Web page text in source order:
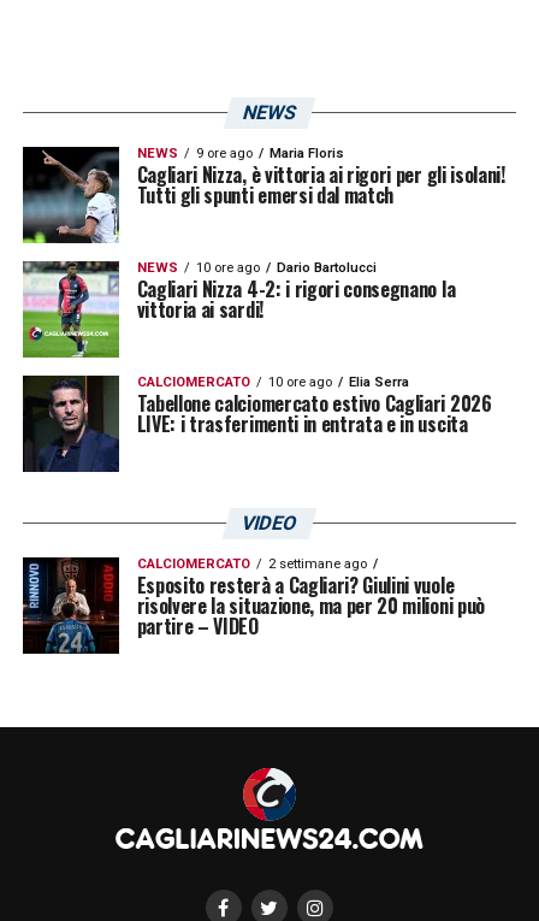
LA PLAYLIST DELLE NOSTRE TOP NEWS
NEWS
NEWS 9 ore ago Maria Floris
Cagliari Nizza, è vittoria ai rigori per gli isolani!
Tutti gli spunti emersi dal match
NEWS 10 ore ago Dario Bartolucci
Cagliari Nizza 4-2: i rigori consegnano la
vittoria ai sardi!
CALCIOMERCATO 10 ore ago Elia Serra
Tabellone calciomercato estivo Cagliari 2026
LIVE: i trasferimenti in entrata e in uscita
VIDEO
CALCIOMERCATO 2 settimane ago
Esposito resterà a Cagliari? Giulini vuole
risolvere la situazione, ma per 20 milioni può
partire – VIDEO